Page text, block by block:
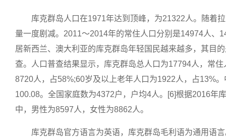
库克群岛人口在1971年达到顶峰，为21322人。随着
量一度剧减。2011～2014年的常住人口分别是14974人、
居新西兰、澳大利亚的库克群岛年轻国民越来越多，其目
查。人口普查结果显示，库克群岛总人口为17794人，常
8720人，占58%;60岁及以上老年人口为1922人，占13%
100.08。全国家庭数为4372户，户均4人。[6]根据2016年
中，男性为8597人，女性为8862人。
库克群岛官方语言为英语，库克群岛毛利语为通用语